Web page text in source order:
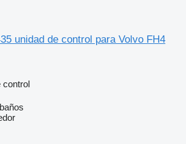
unidad de control para Volvo FH4
control